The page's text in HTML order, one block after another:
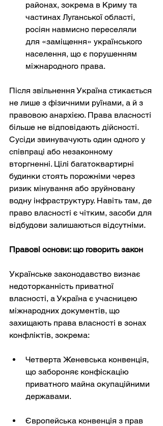
районах, зокрема в Криму та
частинах Луганської області,
росіян навмисно переселяли
для «заміщення» українського
населення, що є порушенням
міжнародного права.
Після звільнення Україна стикається
не лише з фізичними руїнами, а й з
правовою анархією. Права власності
більше не відповідають дійсності.
Сусіди звинувачують один одного у
співпраці або незаконному
вторгненні. Цілі багатоквартирні
будинки стоять порожніми через
ризик мінування або зруйновану
водну інфраструктуру. Навіть там, де
право власності є чітким, засоби для
відбудови залишаються відсутніми.
Правові основи: що говорить закон
Українське законодавство визнає
недоторканність приватної
власності, а Україна є учасницею
міжнародних документів, що
захищають права власності в зонах
конфліктів, зокрема:
Четверта Женевська конвенція,
що забороняє конфіскацію
приватного майна окупаційними
державами.
Європейська конвенція з прав